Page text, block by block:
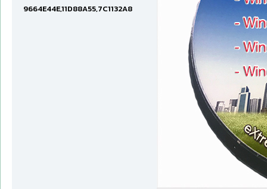
9664E44E,11D88A55,7C1132A8